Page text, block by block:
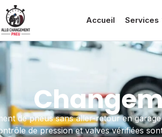
Accueil Services
de pneus sans aller-retour en
de pression et valves vérifiées